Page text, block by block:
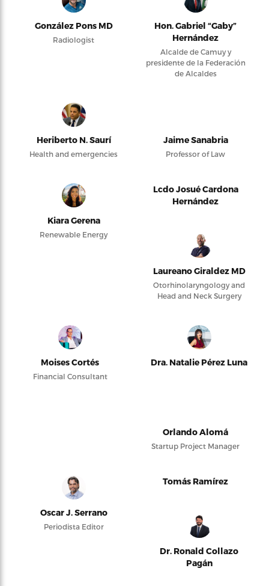
González Pons MD
Radiologist
Hon. Gabriel “Gaby”
Hernández
Alcalde de Camuy y
presidente de la Federación
de Alcaldes
Heriberto N. Saurí
Health and emergencies
Jaime Sanabria
Professor of Law
Kiara Gerena
Renewable Energy
Lcdo Josué Cardona
Hernández
Laureano Giraldez MD
Otorhinolaryngology and
Head and Neck Surgery
Moises Cortés
Financial Consultant
Dra. Natalie Pérez Luna
Orlando Alomá
Startup Project Manager
Oscar J. Serrano
Periodista Editor
Tomás Ramírez
Dr. Ronald Collazo
Pagán